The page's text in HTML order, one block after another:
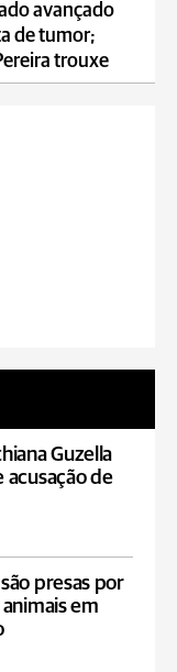
avançado
de tumor;
trouxe
Guzella
acusação de
presas por
em